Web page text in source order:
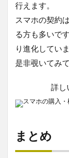
行えます。
スマホの契約
る方も多いで
り進化してい
是非覗いてみ
詳し
スマホの購入
まとめ